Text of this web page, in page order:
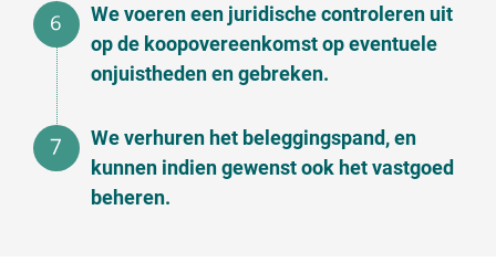
We voeren een juridische controleren uit
op de koopovereenkomst op eventuele
onjuistheden en gebreken.
We verhuren het beleggingspand, en
kunnen indien gewenst ook het vastgoed
beheren.